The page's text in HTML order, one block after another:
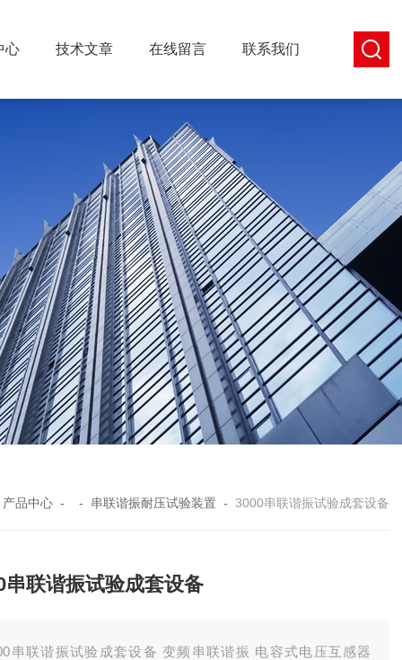
心 技术文章 在线留言 联系我们
产品中心 - - 串联谐振耐压试验装置 - 3000串联谐振试验成套设备
串联谐振试验成套设备
串联谐振试验成套设备 变频串联谐振 电容式电压互感器